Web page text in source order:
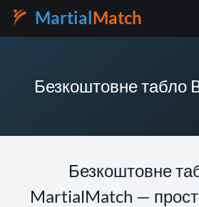
Martial Match
Безкоштовне табло
Безкоштовне
MartialMatch —